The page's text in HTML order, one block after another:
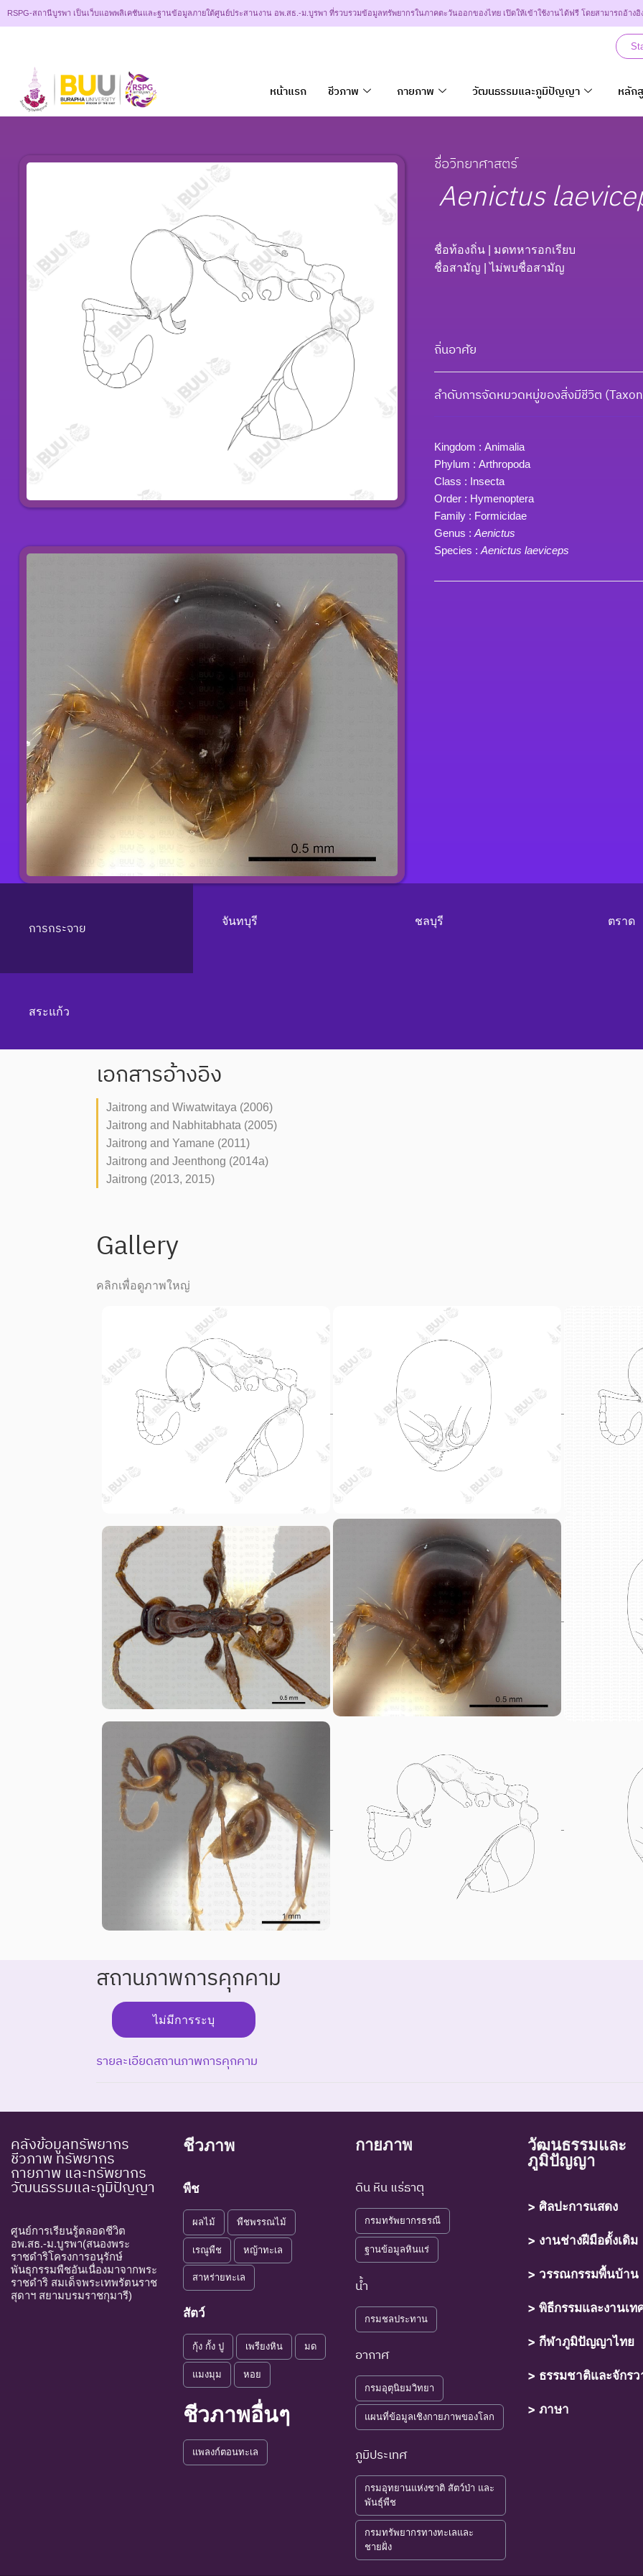
RSPG-สถานีบูรพา เป็นเว็บแอพพลิเคชันและฐานข้อมูลภายใต้ศูนย์ประสานงาน อพ.สธ.-ม.บูรพา ที่รวบรวมข้อมูลทรัพยากรในภาคตะวันออกของไทย เปิดให้เข้าใช้งานได้ฟรี โดยสามารถอ้างอิ
หน้าแรก ชีวภาพ กายภาพ วัฒนธรรมและภูมิปัญญา หลัก
ชื่อวิทยาศาสตร์
Aenictus
ชื่อท้องถิ่น| มดทหารอกเรียบ
ชื่อสามัญ | ไม่พบชื่อสามัญ
ถิ่นอาศัย
ลำดับการจัดหมวดหมู่ของสิ่งมีชีวิต
Kingdom : Animalia
Phylum : Arthropoda
Class : Insecta
Order : Hymenoptera
Family : Formicidae
Genus : Aenictus
Species : Aenictus laeviceps
การกระจาย จันทบุรี ชลบุรี ตราด
สระแก้ว
เอกสารอ้างอิง
Jaitrong and Wiwatwitaya (2006)
Jaitrong and Nabhitabhata (2005)
Jaitrong and Yamane (2011)
Jaitrong and Jeenthong (2014a)
Jaitrong (2013, 2015)
Gallery
คลิกเพื่อดูภาพใหญ่
สถานภาพการคุกคาม
ไม่มีการระบุ
รายละเอียดสถานภาพการคุกคาม
EX : Extinct สูญพันธุ์ ชนิดพันธุ์ที่สูญพันธุ์ไปแล้วโดยมีหลักฐานที่น่าเชื่อถือเกี่ยวกับการตายของช
EW : Extinct in
the Wild
ธรรมชาติ
ระดับความรุนแรง : ถูกคุกคาม
CR : Critically
Endangered
ใกล้สูญพันธุ์
อย่างยิ่ง
ชนิดพันธุ์ที่มีความเสี่ยงสูงต่อการสูญพันธุ์จากพื้นที่ธรรมชาติในขณะนี้
EN : Endangered ใกล้สูญพันธุ์
ชนิดพันธุ์ที่กำลังอยู่ในภาวะอันตรายที่ใกล้จะสูญพันธุ์ไปจากโลกหรือสูญพัน
สูญพันธุ์
ชนิดพันธุ์ที่เข้าสู่ภาวะใกล้สูญพันธุ์ในอนาคตอันใกล้ ถ้ายังคงมีปัจจัยต่างๆ
ระดับความรุนแรง : เสี่ยงน้อย (LR)
คุกคาม
ชนิดพันธุ์ที่มีแนวโน้มอาจถูกคุกคามในอนาคตอันใกล้ เนื่องจากปัจจัยต่างๆ
เป็นกังวลน้อย
ที่สุด
ชนิดพันธุ์ที่ยังไม่อยู่ในภาวะถูกคุกคามและพบเห็นอยู่ทั่วไป
ชนิดพันธุ์ที่มีข้อมูลไม่เพียงพอ ที่จะวิเคราะห์ถึงความเสี่ยงต่อการสูญพันธุ์โ
จำเป็น ต่อการจัดหาความรู้เพิ่มเติมจากการศึกษาวิจัยในอนาคต
ชนิดพันธุ์ที่ยังไม่มีการพิจารณาการประเมินสถานภาพ
คลังข้อมูลทรัพยากร
ชีวภาพ ทรัพยากร
กายภาพ และทรัพยากร
วัฒนธรรมและภูมิปัญญา
ศูนย์การเรียนรู้ตลอดชีวิต
อพ.สธ.-ม.บูรพา(สนองพระ
ราชดำริโครงการอนุรักษ์
พันธุกรรมพืชอันเนื่องมาจากพระ
ราชดำริ สมเด็จพระเทพรัตนราช
สุดาฯ สยามบรมราชกุมารี)
ชีวภาพ
พืช
ผลไม้ พืชพรรณไม้
เรณูพืช หญ้าทะเล
สาหร่ายทะเล
สัตว์
กุ้ง กั้ง ปู เพรียงหิน มด
แมงมุม หอย
ชีวภาพอื่นๆ
แพลงก์ตอนทะเล
กายภาพ
ดิน หิน แร่ธาตุ
กรมทรัพยากรธรณี
ฐานข้อมูลหินแร่
น้ำ
กรมชลประทาน
อากาศ
กรมอุตุนิยมวิทยา
แผนที่ข้อมูลเชิงกายภาพของโลก
ภูมิประเทศ
กรมอุทยานแห่งชาติ สัตว์ป่า และ
พันธุ์พืช
กรมทรัพยากรทางทะเลและ
ชายฝั่ง
วัฒนธรรมและ
ภูมิปัญญา
> ศิลปะการแสดง
> งานช่างฝีมือดั้งเดิม
> วรรณกรรมพื้นบ้าน
> พิธีกรรมและงานเท
> กีฬาภูมิปัญญาไทย
> ธรรมชาติและจักรว
> ภาษา